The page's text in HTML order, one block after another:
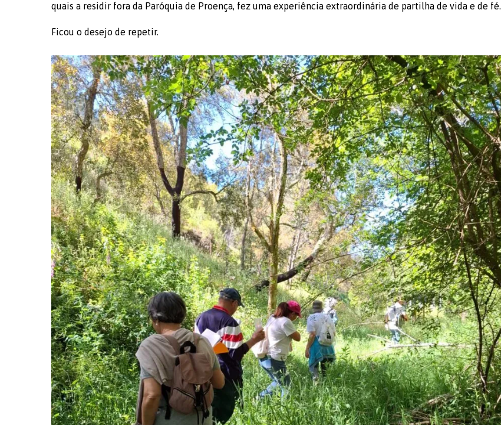
quais a residir fora da Paróquia de Proença, fez uma experiência extraordinária de partilha de vida e de fé.
Ficou o desejo de repetir.